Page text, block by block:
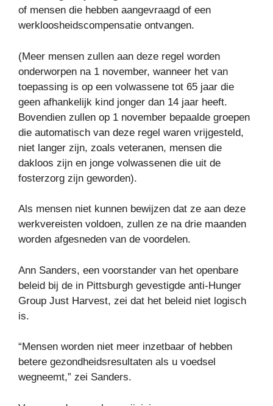
of mensen die hebben aangevraagd of een
werkloosheidscompensatie ontvangen.
(Meer mensen zullen aan deze regel worden
onderworpen na 1 november, wanneer het van
toepassing is op een volwassene tot 65 jaar die
geen afhankelijk kind jonger dan 14 jaar heeft.
Bovendien zullen op 1 november bepaalde groepen
die automatisch van deze regel waren vrijgesteld,
niet langer zijn, zoals veteranen, mensen die
dakloos zijn en jonge volwassenen die uit de
fosterzorg zijn geworden).
Als mensen niet kunnen bewijzen dat ze aan deze
werkvereisten voldoen, zullen ze na drie maanden
worden afgesneden van de voordelen.
Ann Sanders, een voorstander van het openbare
beleid bij de in Pittsburgh gevestigde anti-Hunger
Group Just Harvest, zei dat het beleid niet logisch
is.
“Mensen worden niet meer inzetbaar of hebben
betere gezondheidsresultaten als u voedsel
wegneemt,” zei Sanders.